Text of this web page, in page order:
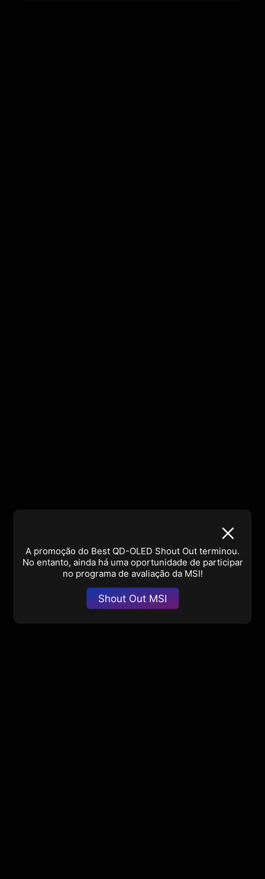
A promoção do Best QD-OLED Shout Out terminou.
No entanto, ainda há uma oportunidade de participar
no programa de avaliação da MSI!
Shout Out MSI